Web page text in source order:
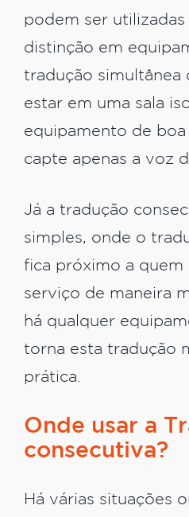
podem ser
distinção em
tradução
estar em uma sala
equipamento de
capte apenas a voz
Já a tradução
simples, onde o
fica próximo a quem
serviço de maneira
há qualquer
torna esta tradução
prática.
Onde usar a
consecutiva?
Há várias situações